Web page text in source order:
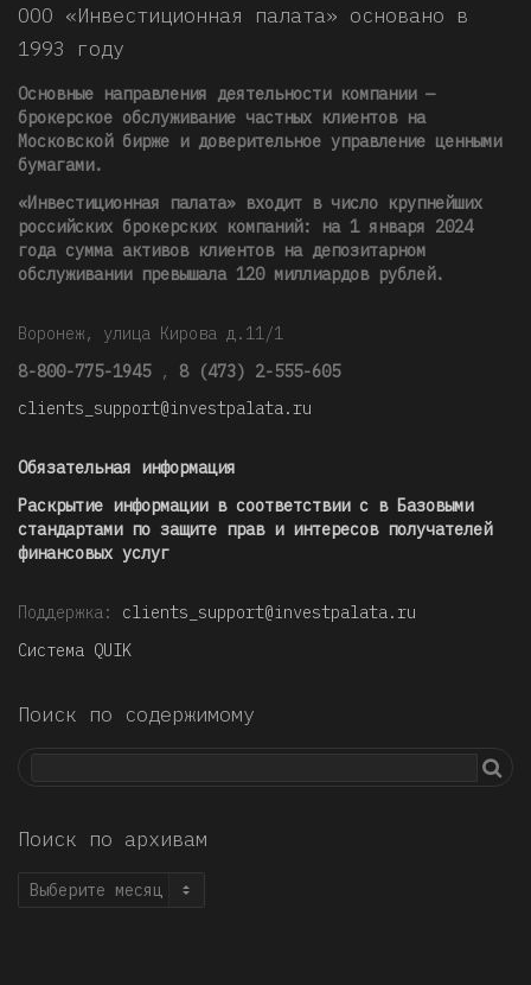
ООО «Инвестиционная палата» основано в
1993 году
Основные направления деятельности компании —
брокерское обслуживание частных клиентов на
Московской бирже и доверительное управление ценными
бумагами.
«Инвестиционная палата» входит в число крупнейших
российских брокерских компаний: на 1 января 2024
года сумма активов клиентов на депозитарном
обслуживании превышала 120 миллиардов рублей.
Воронеж, улица Кирова д.11/1
8-800-775-1945 , 8 (473) 2-555-605
clients_support@investpalata.ru
Обязательная информация
Раскрытие информации в соответствии с в Базовыми
стандартами по защите прав и интересов получателей
финансовых услуг
Поддержка: clients_support@investpalata.ru
Система QUIK
Поиск по содержимому
Поиск по архивам
Поиск